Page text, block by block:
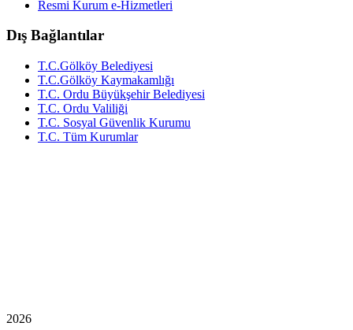
Resmi Kurum e-Hizmetleri
Dış Bağlantılar
T.C.Gölköy Belediyesi
T.C.Gölköy Kaymakamlığı
T.C. Ordu Büyükşehir Belediyesi
T.C. Ordu Valiliği
T.C. Sosyal Güvenlik Kurumu
T.C. Tüm Kurumlar
2026